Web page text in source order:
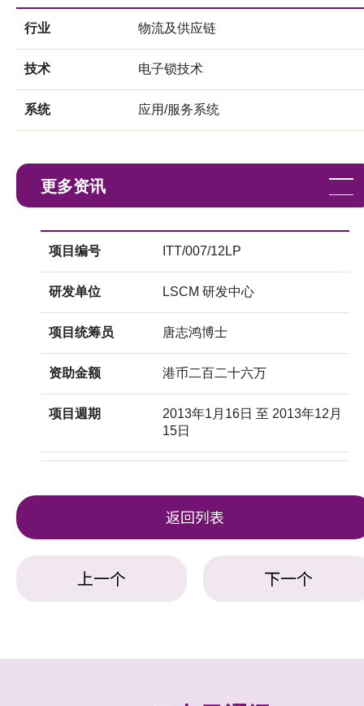
行业 物流及供应链
技术 电子锁技术
系统 应用/服务系统
更多资讯
项目编号 ITT/007/12LP
研发单位 LSCM 研发中心
项目统筹员 唐志鸿博士
资助金额 港币二百二十六万
项目週期
2013年1月16日 至 2013年12月
15日
返回列表
上一个 下一个